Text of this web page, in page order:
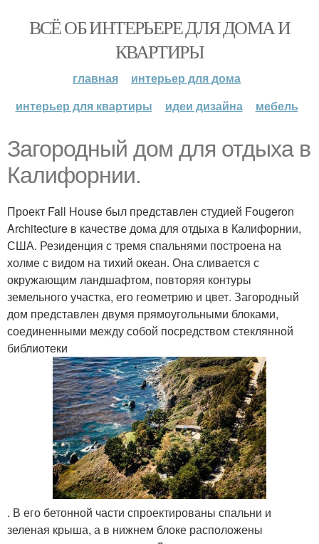
ВСЁ ОБ ИНТЕРЬЕРЕ ДЛЯ ДОМА И
КВАРТИРЫ
главная
интерьер для дома
интерьер для квартиры
идеи дизайна мебель
Загородный дом для отдыха в
Калифорнии.
Проект Fall House был представлен студией Fougeron
Architecture в качестве дома для отдыха в Калифорнии,
США. Резиденция с тремя спальнями построена на
холме с видом на тихий океан. Она сливается с
окружающим ландшафтом, повторяя контуры
земельного участка, его геометрию и цвет. Загородный
дом представлен двумя прямоугольными блоками,
соединенными между собой посредством стеклянной
библиотеки
. В его бетонной части спроектированы спальни и
зеленая крыша, а в нижнем блоке расположены